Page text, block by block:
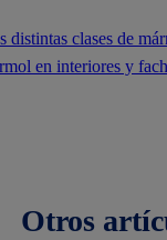
distintas clases de
en interiores y
Otros